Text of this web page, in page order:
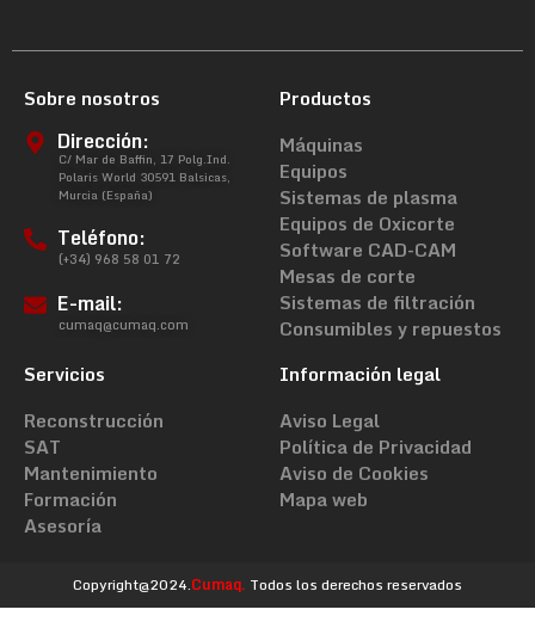
Sobre nosotros
Dirección:
C/ Mar de Baffin, 17 Polg.Ind.
Polaris World 30591 Balsicas,
Murcia (España)
Teléfono:
(+34) 968 58 01 72
E-mail:
cumaq@cumaq.com
Productos
Máquinas
Equipos
Sistemas de plasma
Equipos de Oxicorte
Software CAD-CAM
Mesas de corte
Sistemas de filtración
Consumibles y repuestos
Servicios
Reconstrucción
SAT
Mantenimiento
Formación
Asesoría
Información legal
Aviso Legal
Política de Privacidad
Aviso de Cookies
Mapa web
Copyright@2024.Cumaq. Todos los derechos reservados